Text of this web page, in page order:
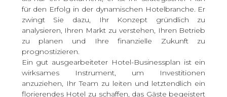
für den Erfolg in der dynamischen Hotelbranche. Er
zwingt Sie dazu, Ihr Konzept gründlich zu
analysieren, Ihren Markt zu verstehen, Ihren Betrieb
zu planen und Ihre finanzielle Zukunft zu
prognostizieren.
Ein gut ausgearbeiteter Hotel-Businessplan ist ein
wirksames Instrument, um Investitionen
anzuziehen, Ihr Team zu leiten und letztendlich ein
florierendes Hotel zu schaffen, das Gäste begeistert